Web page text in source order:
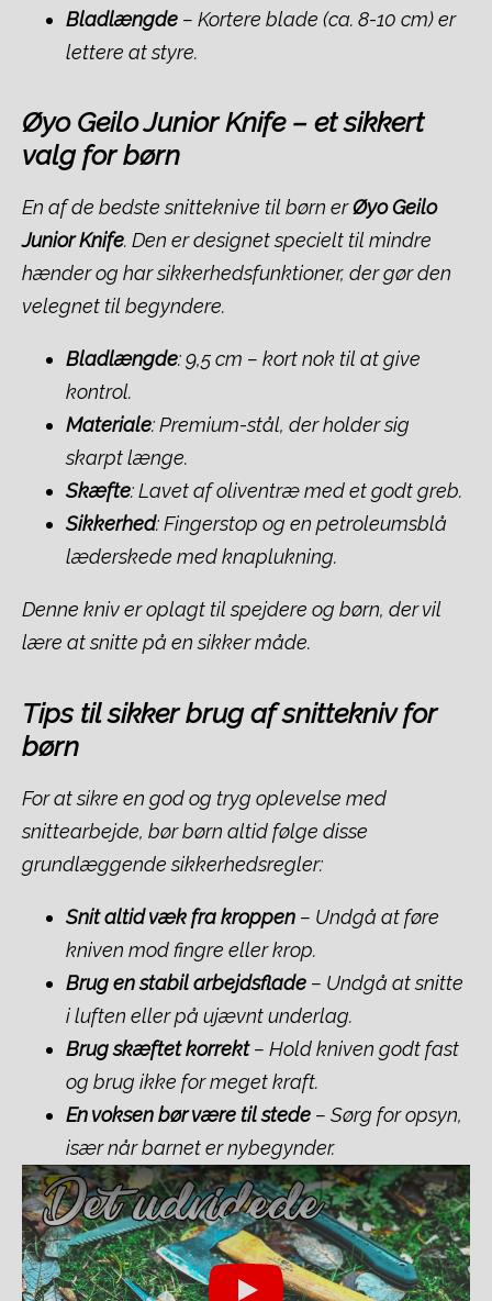
Bladlængde – Kortere blade (ca. 8-10 cm) er
lettere at styre.
Øyo Geilo Junior Knife – et sikkert
valg for børn
En af de bedste snitteknive til børn erØyo Geilo
Junior Knife. Den er designet specielt til mindre
hænder og har sikkerhedsfunktioner, der gør den
velegnet til begyndere.
Bladlængde: 9,5 cm – kort nok til at give
kontrol.
Materiale: Premium-stål, der holder sig
skarpt længe.
Skæfte: Lavet af oliventræ med et godt greb.
Sikkerhed: Fingerstop og en petroleumsblå
læderskede med knaplukning.
Denne kniv er oplagt til spejdere og børn, der vil
lære at snitte på en sikker måde.
Tips til sikker brug af snittekniv for
børn
For at sikre en god og tryg oplevelse med
snittearbejde, bør børn altid følge disse
grundlæggende sikkerhedsregler:
Snit altid væk fra kroppen – Undgå at føre
kniven mod fingre eller krop.
Brug en stabil arbejdsflade – Undgå at snitte
i luften eller på ujævnt underlag.
Brug skæftet korrekt– Hold kniven godt fast
og brug ikke for meget kraft.
En voksen bør være til stede – Sørg for opsyn,
især når barnet er nybegynder.